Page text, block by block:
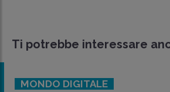
Ti potrebbe interessare
MONDO DIGITALE